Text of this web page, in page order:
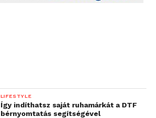
LIFESTYLE
Így indíthatsz saját ruhamárkát a DTF
bérnyomtatás segítségével